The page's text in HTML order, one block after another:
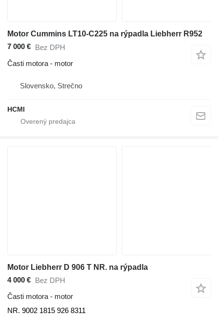
Motor Cummins LT10-C225 na rýpadla Liebherr R952
7 000 € Bez DPH
Časti motora - motor
Slovensko, Strečno
HCMI
Motor Liebherr D 906 T NR. na rýpadla
4 000 € Bez DPH
Časti motora - motor
NR. 9002 1815 926 8311